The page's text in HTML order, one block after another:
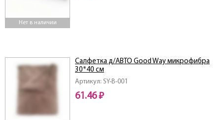
Нет в наличии
Артикул: SY-B-001
Салфетка д/АВТО Good Way микрофибра
30*40 см
61.46 ₽